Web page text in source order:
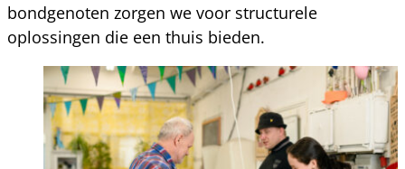
bondgenoten zorgen we voor structurele
oplossingen die een thuis bieden.